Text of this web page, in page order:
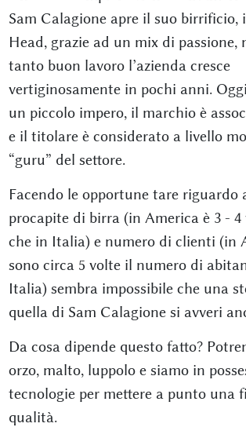
Sam Calagione apre il suo birrificio,
Head, grazie ad un mix di passione,
tanto buon lavoro l’azienda cresce
vertiginosamente in pochi anni.
un piccolo impero, il marchio è
e il titolare è considerato a livello
“guru” del settore.
Facendo le opportune tare riguardo
procapite di birra (in America è 3 -
che in Italia) e numero di clienti (in
sono circa 5 volte il numero di
Italia) sembra impossibile che una
quella di Sam Calagione si avveri
Da cosa dipende questo fatto?
orzo, malto, luppolo e siamo in
tecnologie per mettere a punto una
qualità.